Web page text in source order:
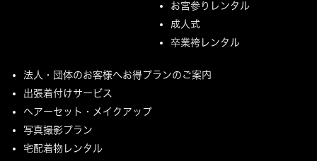
お宮参りレンタル
成人式
卒業袴レンタル
法人・団体のお客様へお得プランのご案内
出張着付けサービス
ヘアーセット・メイクアップ
写真撮影プラン
宅配着物レンタル